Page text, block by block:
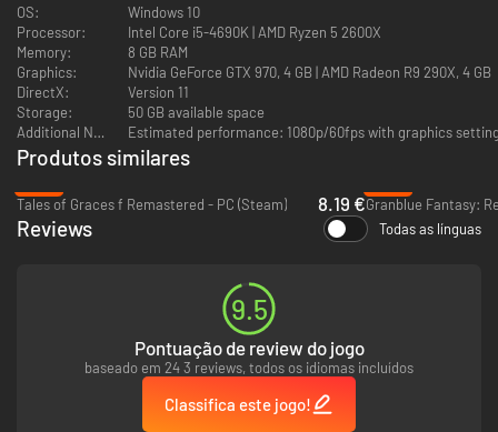
massacre que veio do céu. Desde então, psiônicos são recrutados por
conta de seus talentos para integrarem a Força de Supressão de
Criaturas (FSC), a última linha de defesa da humanidade.
Apresentando uma história dupla, comece sua aventura com Yuito
Sumeragi, um entusiasmado recruta de uma prestigiosa família política,
ou Kasane Randall, a misteriosa convocada cujo poder e habilidade
ganharam notoriedade dentro da FSC. Apenas quando suas diferentes
experiências se entrelaçam você conseguirá revelar a história completa
e desvendar todos os mistérios do mundo Brain Punk envolto em
OS:
Windows 10
Processor:
Intel Core i5-4690K | AMD Ryzen 5 2600X
Memory:
8 GB RAM
Graphics:
Nvidia GeForce GTX 970, 4 GB | AMD Radeon R9 290X, 4 GB
DirectX:
Version 11
Storage:
50 GB available space
Additional Notes:
Produtos similares
Tales of Graces f Remastered - PC (Steam)
8.19 €Granblue Fantasy:
Reviews Todas as línguas
9.5
Pontuação de review do jogo
baseado em 24 3 reviews, todos os idiomas incluídos
Classifica este jogo!